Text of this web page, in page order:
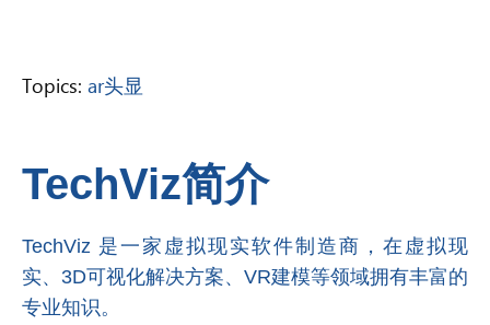
Topics: ar头显
TechViz简介
TechViz 是一家虚拟现实软件制造商，在虚拟现
实、3D可视化解决方案、VR建模等领域拥有丰富的
专业知识。